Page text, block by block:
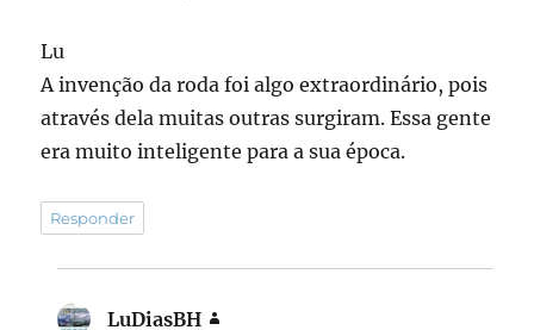
Lu
A invenção da roda foi algo extraordinário, pois
através dela muitas outras surgiram. Essa gente
era muito inteligente para a sua época.
Responder
LuDiasBH